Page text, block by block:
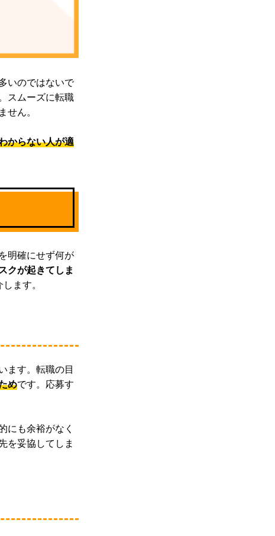
いのではないで
スムーズに転職
ん。
からない人が適
明確にせず何が
クが起きてしま
ます。
ます。転職の目
めです。応募す
にも余裕がなく
を妥協してしま